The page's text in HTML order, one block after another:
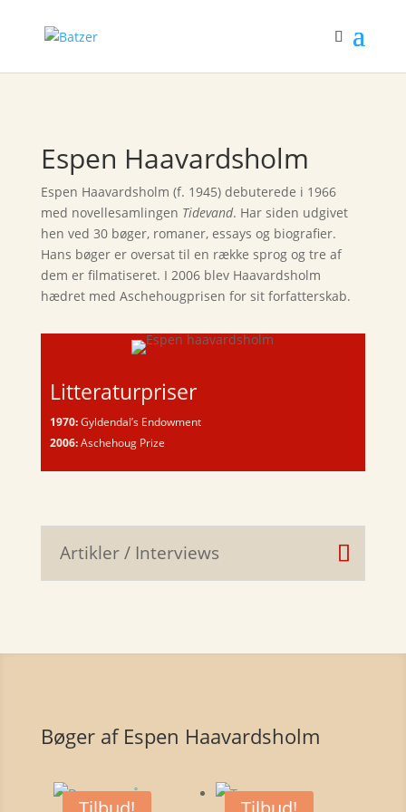
Espen Haavardsholm
Espen Haavardsholm (f. 1945) debuterede i 1966
med novellesamlingen Tidevand. Har siden udgivet
hen ved 30 bøger, romaner, essays og biografier.
Hans bøger er oversat til en række sprog og tre af
dem er filmatiseret. I 2006 blev Haavardsholm
hædret med Aschehougprisen for sit forfatterskab.
Litteraturpriser
1970:Gyldendal’s Endowment
2006:Aschehoug Prize
Artikler / Interviews
Bøger af Espen Haavardsholm